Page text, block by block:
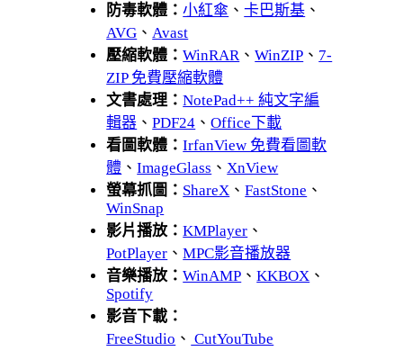
防毒軟體：小紅傘 、卡巴斯基 、
AVG 、 Avast
壓縮軟體：WinRAR 、WinZIP 、 7-
ZIP 免費壓縮軟體
文書處理：NotePad++ 純文字編
輯器 、PDF24 、Office下載
看圖軟體：IrfanView 免費看圖軟
體 、ImageGlass 、 XnView
螢幕抓圖： ShareX 、FastStone 、
WinSnap
影片播放：KMPlayer 、
PotPlayer 、MPC影音播放器
音樂播放：WinAMP 、KKBOX 、
Spotify
影音下載：
FreeStudio 、 CutYouTube